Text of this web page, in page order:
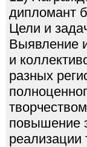
дипломант
Цели и
Выявление
и
разных
повышение
реализации